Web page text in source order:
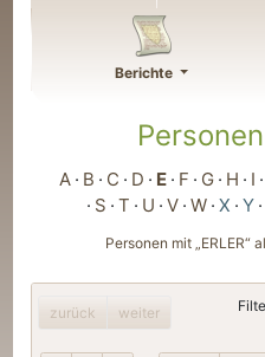
Berichte
A B C D E F G H I
S T U V W X Y
Personen mit „ERLER“
zurück weiter